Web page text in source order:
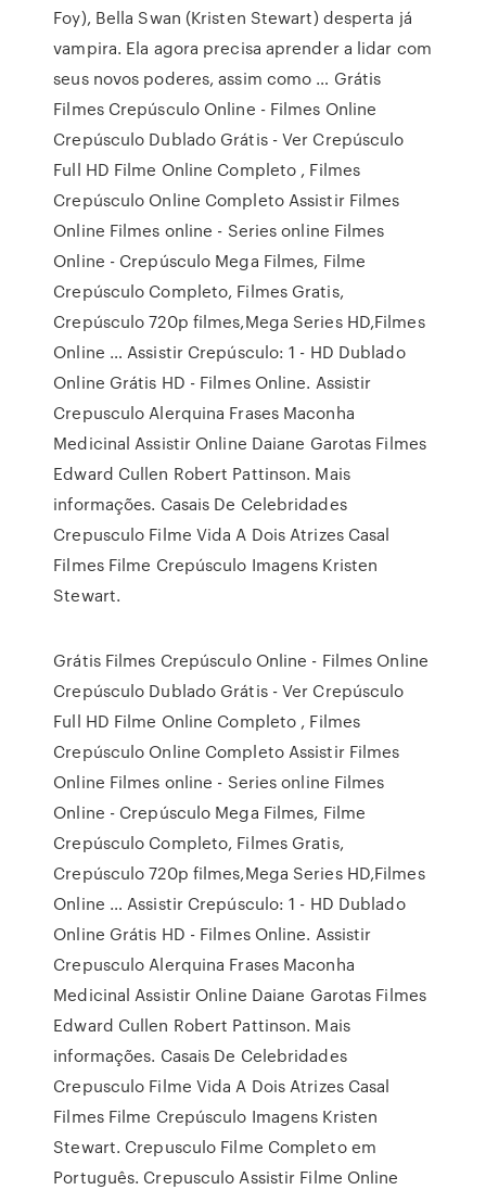
Foy), Bella Swan (Kristen Stewart) desperta já
vampira. Ela agora precisa aprender a lidar com
seus novos poderes, assim como … Grátis
Filmes Crepúsculo Online - Filmes Online
Crepúsculo Dublado Grátis - Ver Crepúsculo
Full HD Filme Online Completo , Filmes
Crepúsculo Online Completo Assistir Filmes
Online Filmes online - Series online Filmes
Online - Crepúsculo Mega Filmes, Filme
Crepúsculo Completo, Filmes Gratis,
Crepúsculo 720p filmes,Mega Series HD,Filmes
Online … Assistir Crepúsculo: 1 - HD Dublado
Online Grátis HD - Filmes Online. Assistir
Crepusculo Alerquina Frases Maconha
Medicinal Assistir Online Daiane Garotas Filmes
Edward Cullen Robert Pattinson. Mais
informações. Casais De Celebridades
Crepusculo Filme Vida A Dois Atrizes Casal
Filmes Filme Crepúsculo Imagens Kristen
Stewart.
Grátis Filmes Crepúsculo Online - Filmes Online
Crepúsculo Dublado Grátis - Ver Crepúsculo
Full HD Filme Online Completo , Filmes
Crepúsculo Online Completo Assistir Filmes
Online Filmes online - Series online Filmes
Online - Crepúsculo Mega Filmes, Filme
Crepúsculo Completo, Filmes Gratis,
Crepúsculo 720p filmes,Mega Series HD,Filmes
Online … Assistir Crepúsculo: 1 - HD Dublado
Online Grátis HD - Filmes Online. Assistir
Crepusculo Alerquina Frases Maconha
Medicinal Assistir Online Daiane Garotas Filmes
Edward Cullen Robert Pattinson. Mais
informações. Casais De Celebridades
Crepusculo Filme Vida A Dois Atrizes Casal
Filmes Filme Crepúsculo Imagens Kristen
Stewart. Crepusculo Filme Completo em
Português. Crepusculo Assistir Filme Online